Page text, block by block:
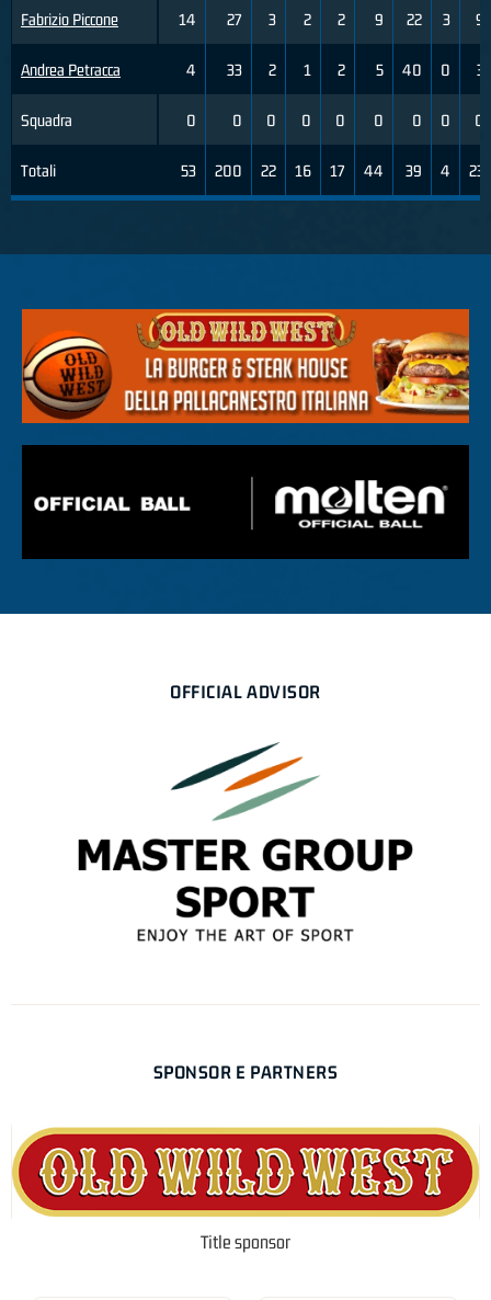
Fabrizio Piccone
Andrea Petracca
Squadra
Totali
14 27 3 2 2 9 22 3 9
4 33 2 1 2 5 40 0 3
0 0 0 0 0 0 0 0 0
53 200 22 16 17 44 39 4 23
OFFICIAL ADVISOR
SPONSOR E PARTNERS
Title sponsor